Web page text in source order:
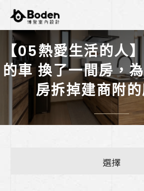
【05熱愛生活的人
的車 換了一間房，
房拆掉建商附
選擇
【廚房耐用度自測表】